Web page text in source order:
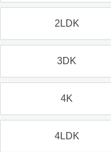
2LDK
3DK
4K
4LDK